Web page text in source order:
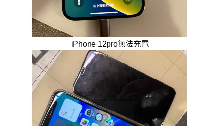
iPhone 12pro無法充電